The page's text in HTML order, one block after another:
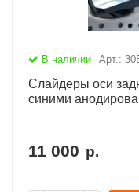
В наличии Арт.:
Слайдеры оси
синими
11 000 р.